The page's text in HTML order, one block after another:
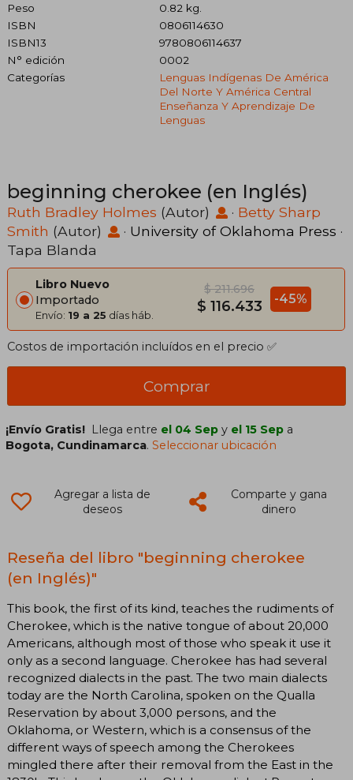
Peso
0.82 kg.
ISBN
0806114630
ISBN13
9780806114637
N° edición
0002
Categorías
Lenguas Indígenas De América
Del Norte Y América Central
Enseñanza Y Aprendizaje De
Lenguas
beginning cherokee (en Inglés)
Ruth Bradley Holmes (Autor) · Betty Sharp
Smith (Autor) · University of Oklahoma Press ·
Tapa Blanda
Libro Nuevo
Importado
Envío: 19 a 25 días háb.
$ 211.696
$ 116.433 -45%
Costos de importación incluídos en el precio ✅
Comprar
¡Envío Gratis! Llega entre el 04 Sep y el 15 Sep a
Bogota, Cundinamarca.Seleccionar ubicación
Agregar a lista de
deseos
Comparte y gana
dinero
Reseña del libro "beginning cherokee
(en Inglés)"
This book, the first of its kind, teaches the rudiments of
Cherokee, which is the native tongue of about 20,000
Americans, although most of those who speak it use it
only as a second language. Cherokee has had several
recognized dialects in the past. The two main dialects
today are the North Carolina, spoken on the Qualla
Reservation by about 3,000 persons, and the
Oklahoma, or Western, which is a consensus of the
different ways of speech among the Cherokees
mingled there after their removal from the East in the